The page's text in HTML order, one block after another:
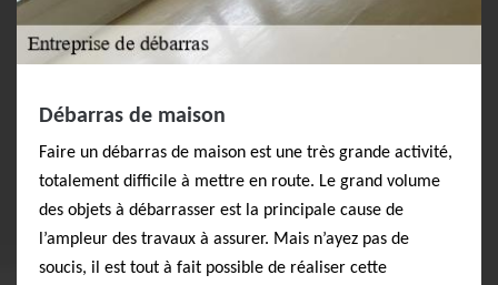
Débarras de maison
Faire un débarras de maison est une très grande activité,
totalement difficile à mettre en route. Le grand volume
des objets à débarrasser est la principale cause de
l’ampleur des travaux à assurer. Mais n’ayez pas de
soucis, il est tout à fait possible de réaliser cette